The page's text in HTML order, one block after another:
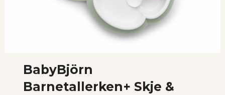
BabyBjörn
Barnetallerken+ Skje &